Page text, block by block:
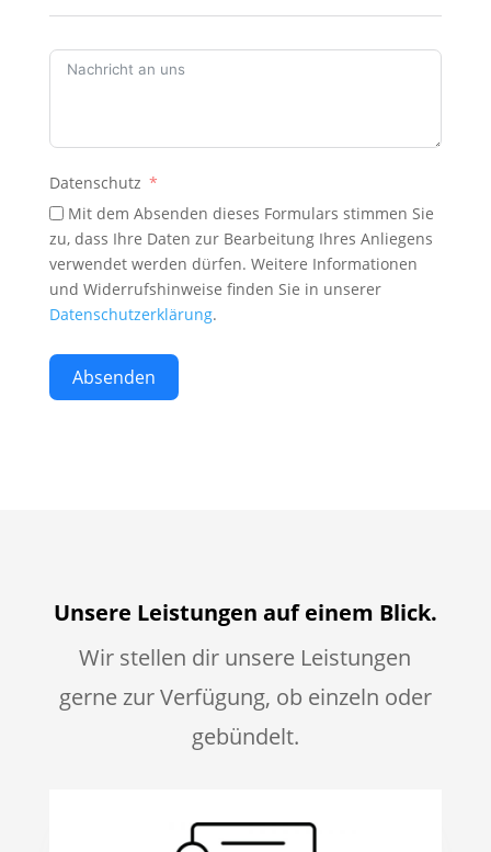
Datenschutz
Mit dem Absenden dieses Formulars stimmen Sie
zu, dass Ihre Daten zur Bearbeitung Ihres Anliegens
verwendet werden dürfen. Weitere Informationen
und Widerrufshinweise finden Sie in unserer
Datenschutzerklärung.
Absenden
Unsere Leistungen auf einem Blick.
Wir stellen dir unsere Leistungen
gerne zurVerfügung, ob einzeln oder
gebündelt.